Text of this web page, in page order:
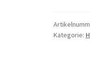
Kategorie: